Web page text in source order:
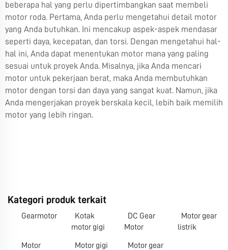
beberapa hal yang perlu dipertimbangkan saat membeli
motor roda. Pertama, Anda perlu mengetahui detail motor
yang Anda butuhkan. Ini mencakup aspek-aspek mendasar
seperti daya, kecepatan, dan torsi. Dengan mengetahui hal-
hal ini, Anda dapat menentukan motor mana yang paling
sesuai untuk proyek Anda. Misalnya, jika Anda mencari
motor untuk pekerjaan berat, maka Anda membutuhkan
motor dengan torsi dan daya yang sangat kuat. Namun, jika
Anda mengerjakan proyek berskala kecil, lebih baik memilih
motor yang lebih ringan.
Kategori produk terkait
Gearmotor
Kotak
motor gigi
DC Gear
Motor
Motor gear
listrik
Motor
Motor gigi
Motor gear